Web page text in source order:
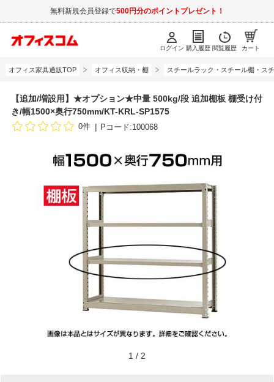
無料新規会員登録で500円分のポイントプレゼント！
ログイン 購入履歴 閲覧履歴 カート
オフィス家具通販TOP オフィス収納・棚 スチールラック・スチール棚・ス
【追加/増設用】★オプション★中量 500kg/段 追加棚板 棚受け付
き/幅1500×奥行750mm/KT-KRL-SP1575
0件 Pコード:100068
1 / 2